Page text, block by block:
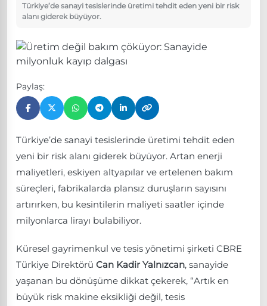
Türkiye’de sanayi tesislerinde üretimi tehdit eden yeni bir risk
alanı giderek büyüyor.
Paylaş:
Türkiye’de sanayi tesislerinde üretimi tehdit eden
yeni bir risk alanı giderek büyüyor. Artan enerji
maliyetleri, eskiyen altyapılar ve ertelenen bakım
süreçleri, fabrikalarda plansız duruşların sayısını
artırırken, bu kesintilerin maliyeti saatler içinde
milyonlarca lirayı bulabiliyor.
Küresel gayrimenkul ve tesis yönetimi şirketi CBRE
Türkiye Direktörü Can Kadir Yalnızcan, sanayide
yaşanan bu dönüşüme dikkat çekerek, “Artık en
büyük risk makine eksikliği değil, tesis